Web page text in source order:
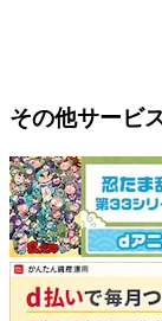
その他サービ